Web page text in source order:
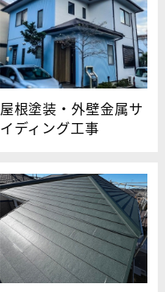
屋根塗装・外壁金属サ
イディング工事